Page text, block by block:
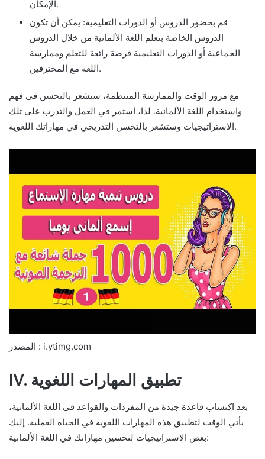
الإمكان.
قم بحضور الدروس أو الدورات التعليمية: يمكن أن تكون
الدروس الخاصة بتعلم اللغة الألمانية من خلال الدروس
الجماعية أو الدورات التعليمية فرصة رائعة للتعلم وممارسة
اللغة مع المحترفين.
مع مرور الوقت والممارسة المنتظمة، ستشعر بالتحسن في فهم
واستخدام اللغة الألمانية. لذا، استمر في العمل والتدرب على تلك
الاستراتيجيات وستشعر بالتحسن التدريجي في مهاراتك اللغوية.
المصدر : i.ytimg.com
IV. تطبيق المهارات اللغوية
بعد اكتساب قاعدة جيدة من المفردات والقواعد في اللغة الألمانية،
يأتي الوقت لتطبيق هذه المهارات اللغوية في الحياة العملية. إليك
بعض الاستراتيجيات لتحسين مهاراتك في اللغة الألمانية: